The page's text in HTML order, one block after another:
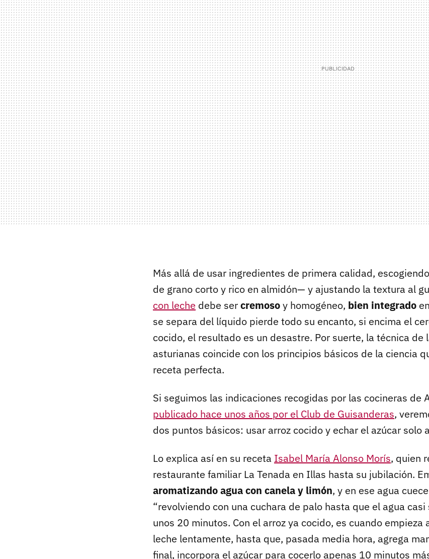
Más allá de usar ingredientes de primera calidad,
de grano corto y rico en almidón— y ajustando la textura al
con leche debe sercremosoy homogéneo, bien integrado
se separa del líquido pierde todo su encanto, si encima el
cocido, el resultado es un desastre. Por suerte, la técnica de
asturianas coincide con los principios básicos de la ciencia
receta perfecta.
Si seguimos las indicaciones recogidas por las cocineras de
publicado hace unos años por el Club de Guisanderas,
dos puntos básicos: usar arroz cocido y echar el azúcar solo
Lo explica así en su receta Isabel María Alonso Morís, quien
restaurante familiar La Tenada en Illas hasta su jubilación.
aromatizando agua con canela y limón, y en ese agua
“revolviendo con una cuchara de palo hasta que el agua casi
unos 20 minutos. Con el arroz ya cocido, es cuando empieza
leche lentamente, hasta que, pasada media hora, agrega
final, incorpora el azúcar para cocerlo apenas 10 minutos